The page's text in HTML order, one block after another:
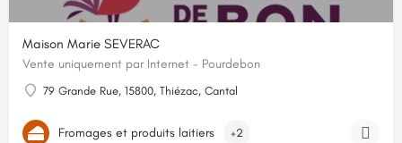
Maison Marie SEVERAC
Vente uniquement par Internet - Pourdebon
79 Grande Rue, 15800, Thiézac, Cantal
Fromages et produits laitiers +2